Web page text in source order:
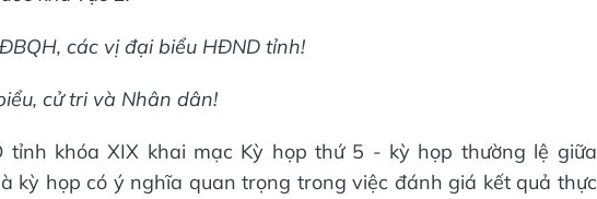
các vị đại biểu HĐND tỉnh!
cử tri và Nhân dân!
tỉnh khóa XIX khai mạc Kỳ họp thứ 5 - kỳ họp thường lệ giữa
kỳ họp có ý nghĩa quan trọng trong việc đánh giá kết quả thực